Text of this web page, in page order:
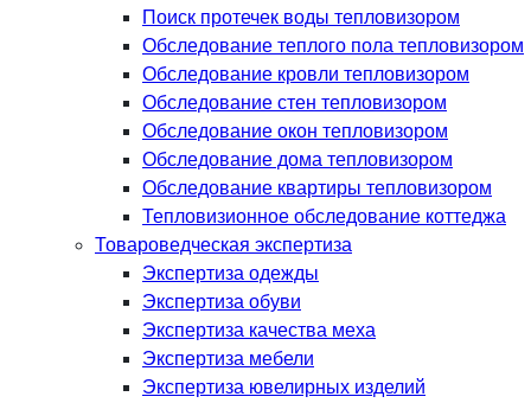
Поиск протечек воды тепловизором
Обследование теплого пола тепловизором
Обследование кровли тепловизором
Обследование стен тепловизором
Обследование окон тепловизором
Обследование дома тепловизором
Обследование квартиры тепловизором
Тепловизионное обследование коттеджа
Товароведческая экспертиза
Экспертиза одежды
Экспертиза обуви
Экспертиза качества меха
Экспертиза мебели
Экспертиза ювелирных изделий